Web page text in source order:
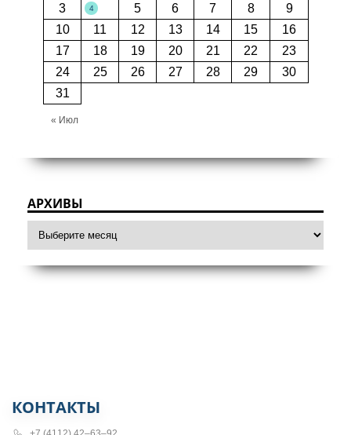
3
4 5 6 7 8
9
10
11 12 13 14 15
16
17
18 19 20 21 22
23
24
25 26 27 28 29
30
31
« Июл
АРХИВЫ
КОНТАКТЫ